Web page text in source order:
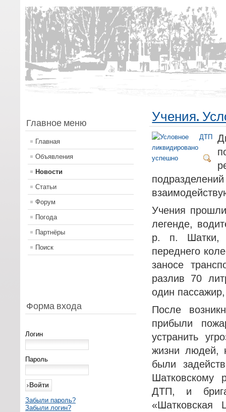
Главное меню
Главная
Объявления
Новости
Статьи
Форум
Погода
Партнёры
Поиск
Форма входа
Логин
Пароль
Забыли пароль?
Забыли логин?
Учения.
Учения
легенде,
р. п. Шатки,
переднего
заносе
разлив 70
один
После
прибыли
устранить
жизни людей,
были
Шатковскому
ДТП, и
«Шатковская